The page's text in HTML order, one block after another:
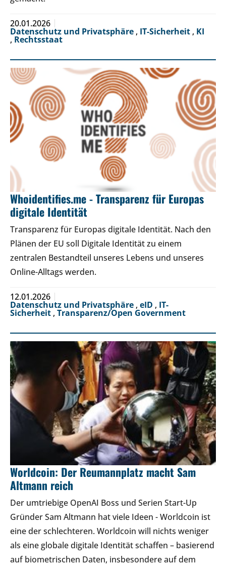
20.01.2026
Datenschutz und Privatsphäre , IT-Sicherheit , KI
, Rechtsstaat
Whoidentifies.me - Transparenz für Europas
digitale Identität
Transparenz für Europas digitale Identität. Nach den
Plänen der EU soll Digitale Identität zu einem
zentralen Bestandteil unseres Lebens und unseres
Online-Alltags werden.
12.01.2026
Datenschutz und Privatsphäre , eID , IT-
Sicherheit , Transparenz/Open Government
Worldcoin: Der Reumannplatz macht Sam
Altmann reich
Der umtriebige OpenAI Boss und Serien Start-Up
Gründer Sam Altmann hat viele Ideen - Worldcoin ist
eine der schlechteren. Worldcoin will nichts weniger
als eine globale digitale Identität schaffen – basierend
auf biometrischen Daten, insbesondere auf dem